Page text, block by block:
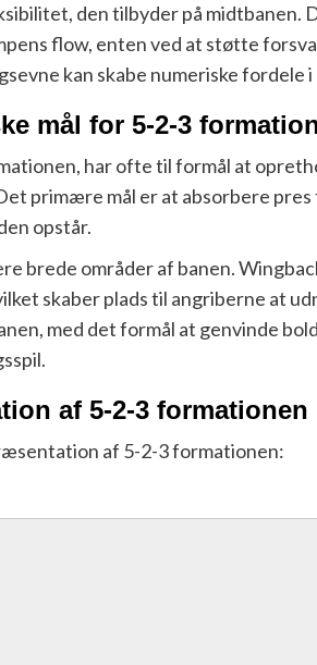
den tilbyder på midtbanen.
flow, enten ved at støtte
kan skabe numeriske fordele
mål for 5-2-3
har ofte til formål at
primære mål er at absorbere
opstår.
brede områder af banen.
skaber plads til angriberne at
med det formål at genvinde
af 5-2-3 formationen
af 5-2-3 formationen: